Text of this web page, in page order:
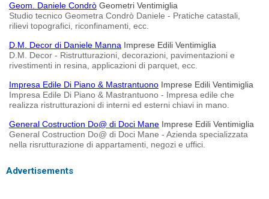
Geom. Daniele Condrò Geometri Ventimiglia
Studio tecnico Geometra Condrò Daniele - Pratiche catastali,
rilievi topografici, riconfinamenti, ecc.
D.M. Decor di Daniele Manna Imprese Edili Ventimiglia
D.M. Decor - Ristrutturazioni, decorazioni, pavimentazioni e
rivestimenti in resina, applicazioni di parquet, ecc.
Impresa Edile Di Piano & Mastrantuono Imprese Edili Ventimiglia
Impresa Edile Di Piano & Mastrantuono - Impresa edile che
realizza ristrutturazioni di interni ed esterni chiavi in mano.
General Costruction Do@ di Doci Mane Imprese Edili Ventimiglia
General Costruction Do@ di Doci Mane - Azienda specializzata
nella risrutturazione di appartamenti, negozi e uffici.
Advertisements